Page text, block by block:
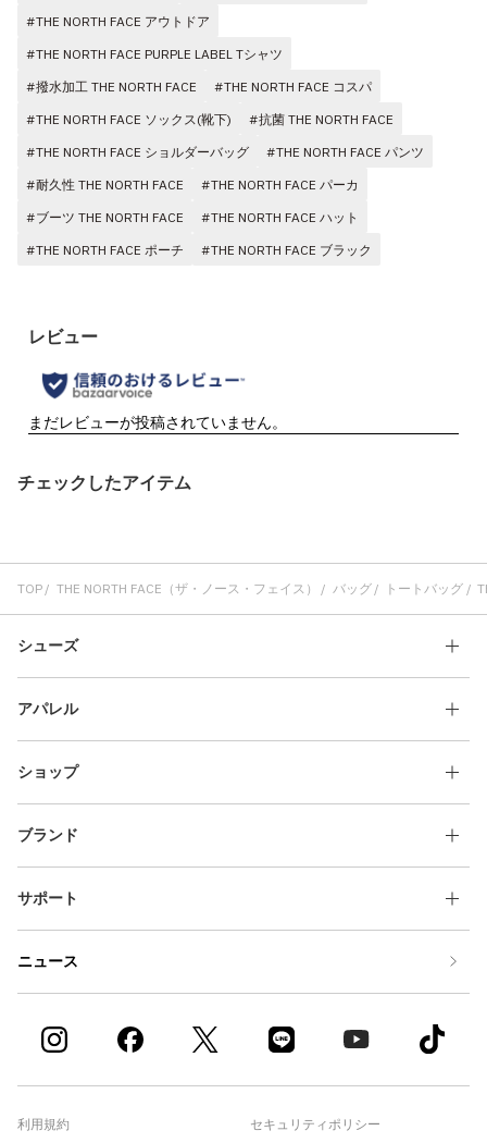
#THE NORTH FACE アウトドア
#THE NORTH FACE PURPLE LABEL Tシャツ
#撥水加工 THE NORTH FACE
#THE NORTH FACE コスパ
#THE NORTH FACE ソックス(靴下)
#抗菌 THE NORTH FACE
#THE NORTH FACE ショルダーバッグ
#THE NORTH FACE パンツ
#耐久性 THE NORTH FACE
#THE NORTH FACE パーカ
#ブーツ THE NORTH FACE
#THE NORTH FACE ハット
#THE NORTH FACE ポーチ
#THE NORTH FACE ブラック
チェックしたアイテム
TOP THE NORTH FACE（ザ・ノース・フェイス） バッグ トートバッグ
シューズ
アパレル
ショップ
ブランド
サポート
ニュース
利用規約 セキュリティポリシー